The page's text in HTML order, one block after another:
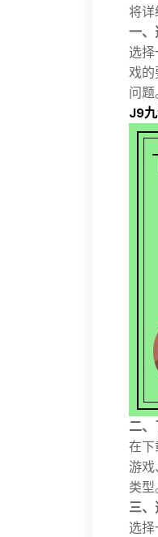
将详
一、
选
戏的
问
J9
二
在下
游
类型
三
选